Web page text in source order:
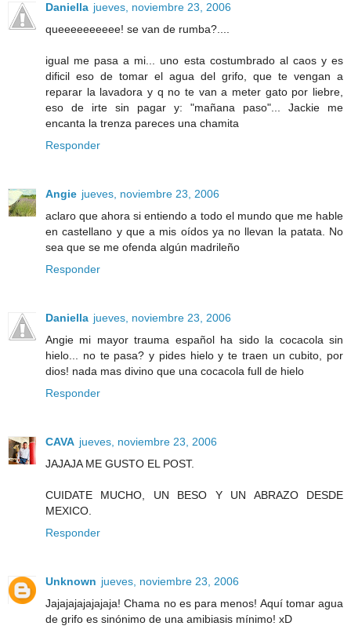
Daniella jueves, noviembre 23, 2006
queeeeeeeeee! se van de rumba?....
igual me pasa a mi... uno esta costumbrado al caos y es
dificil eso de tomar el agua del grifo, que te vengan a
reparar la lavadora y q no te van a meter gato por liebre,
eso de irte sin pagar y: "mañana paso"... Jackie me
encanta la trenza pareces una chamita
Responder
Angie jueves, noviembre 23, 2006
aclaro que ahora si entiendo a todo el mundo que me hable
en castellano y que a mis oídos ya no llevan la patata. No
sea que se me ofenda algún madrileño
Responder
Daniella jueves, noviembre 23, 2006
Angie mi mayor trauma español ha sido la cocacola sin
hielo... no te pasa? y pides hielo y te traen un cubito, por
dios! nada mas divino que una cocacola full de hielo
Responder
CAVA jueves, noviembre 23, 2006
JAJAJA ME GUSTO EL POST.
CUIDATE MUCHO, UN BESO Y UN ABRAZO DESDE
MEXICO.
Responder
Unknown jueves, noviembre 23, 2006
Jajajajajajajaja! Chama no es para menos! Aquí tomar agua
de grifo es sinónimo de una amibiasis mínimo! xD